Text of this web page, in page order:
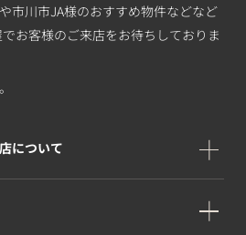
市川市JA様のおすすめ物件などなど
お客様のご来店をお待ちしておりま
について